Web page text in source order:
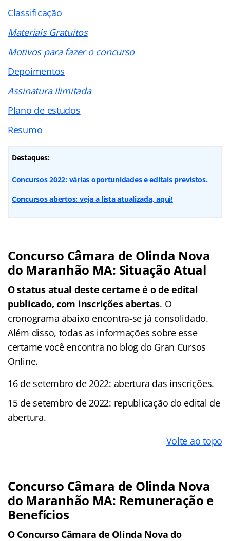
Classificação
Materiais Gratuitos
Motivos para fazer o concurso
Depoimentos
Assinatura Ilimitada
Plano de estudos
Resumo
Destaques:
Concursos 2022: várias oportunidades e editais previstos.
Concursos abertos: veja a lista atualizada, aqui!
Concurso Câmara de Olinda Nova
do Maranhão MA: Situação Atual
O status atual deste certame é o de edital
publicado, com inscrições abertas. O
cronograma abaixo encontra-se já consolidado.
Além disso, todas as informações sobre esse
certame você encontra no blog do Gran Cursos
Online.
16 de setembro de 2022: abertura das inscrições.
15 de setembro de 2022: republicação do edital de
abertura.
Volte ao topo
Concurso Câmara de Olinda Nova
do Maranhão MA: Remuneração e
Benefícios
O Concurso Câmara de Olinda Nova do